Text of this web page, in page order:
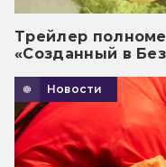
Трейлер
«Созданный в
Новости